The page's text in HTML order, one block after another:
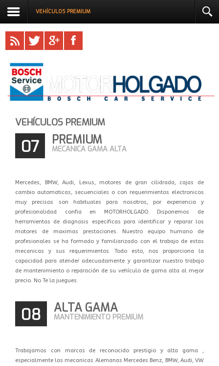
VEHÍCULOS PREMIUM
VEHÍCULOS PREMIUM
07 PREMIUM
MECANICA GAMA ALTA
Mercedes, BMW, Audi, Lexus, motores de gran cilidrada, cajas de
cambio automaticas, secuenciales o con requerimientos electronicos
muy precisos son habituales para nosotros, por experiencia y
profesionalidad confia en MOTORHOLGADO. Disponemos de
herramientas de diagnosis especificas para identificar y reparar los
motores de maximas prestaciones. Nuestro equipo humano de
profesionales se ha formado y familiarizado con el trabajo de estas
mecanicas y sus requerimientos. Todo esto, nos proporciona la
capacidad para atender adecuadamente y garantizar nuestro trabajo
de mantenimiento o reparación de su vehículo de gama alta al mejor
precio. No Te la juegues.
08 ALTA GAMA
MANTENIMIENTO PREMIUM
Trabajamos con marcas de reconocido prestigio y alta gama ,
especialmente las mecanicas Alemanas Mercedes Benz, BMW, Audi, VW